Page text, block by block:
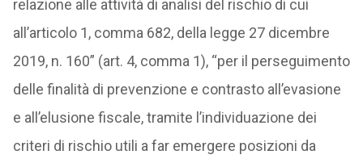
relazione alle attività di analisi del rischio di cui
all’articolo 1, comma 682, della legge 27 dicembre
2019, n. 160” (art. 4, comma 1), “per il perseguimento
delle finalità di prevenzione e contrasto all’evasione
e all’elusione fiscale, tramite l’individuazione dei
criteri di rischio utili a far emergere posizioni da